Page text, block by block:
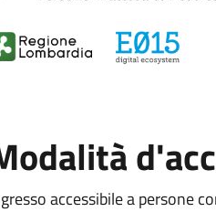
accessibile a persone